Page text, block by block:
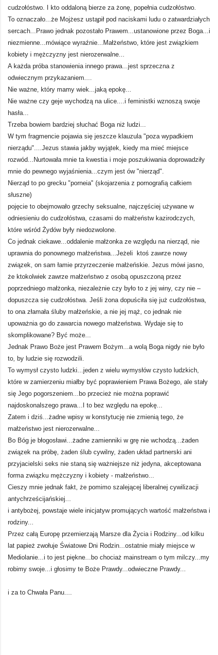
cudzołóstwo. I kto oddaloną bierze za żonę, popełnia cudzołóstwo.
To oznaczało...że Mojżesz ustąpił pod naciskami ludu o zatwardziałych
sercach...Prawo jednak pozostało Prawem...ustanowione przez Boga...i
niezmienne...mówiące wyraźnie...Małżeństwo, które jest związkiem
kobiety i mężczyzny jest nierozerwalne...
A każda próba stanowienia innego prawa...jest sprzeczna z
odwiecznym przykazaniem....
Nie ważne, który mamy wiek...jaką epokę...
Nie ważne czy geje wychodzą na ulice....i feministki wznoszą swoje
hasła...
Trzeba bowiem bardziej słuchać Boga niż ludzi...
W tym fragmencie pojawia się jeszcze klauzula "poza wypadkiem
nierządu"....Jezus stawia jakby wyjątek, kiedy ma mieć miejsce
rozwód...Nurtowała mnie ta kwestia i moje poszukiwania doprowadziły
mnie do pewnego wyjaśnienia...czym jest ów "nierząd".
Nierząd to po grecku "porneia" (skojarzenia z pornografią całkiem
słuszne)
pojęcie to obejmowało grzechy seksualne, najczęściej używane w
odniesieniu do cudzołóstwa, czasami do małżeństw kazirodczych,
które wśród Żydów były niedozwolone.
Co jednak ciekawe...oddalenie małżonka ze względu na nierząd, nie
uprawnia do ponownego małżeństwa...Jeżeli ktoś zawrze nowy
związek, on sam łamie przyrzeczenie małżeńskie. Jezus mówi jasno,
że ktokolwiek zawrze małżeństwo z osobą opuszczoną przez
poprzedniego małżonka, niezależnie czy było to z jej winy, czy nie –
dopuszcza się cudzołóstwa. Jeśli żona dopuściła się już cudzołóstwa,
to ona złamała śluby małżeńskie, a nie jej mąż, co jednak nie
upoważnia go do zawarcia nowego małżeństwa. Wydaje się to
skomplikowane? Być może...
Jednak Prawo Boże jest Prawem Bożym...a wolą Boga nigdy nie było
to, by ludzie się rozwodzili.
To wymysł czysto ludzki...jeden z wielu wymysłów czysto ludzkich,
które w zamierzeniu miałby być poprawieniem Prawa Bożego, ale stały
się Jego pogorszeniem...bo przecież nie można poprawić
najdoskonalszego prawa...I to bez względu na epokę...
Zatem i dziś...żadne wpisy w konstytucję nie zmienią tego, że
małżeństwo jest nierozerwalne...
Bo Bóg je błogosławi...żadne zamienniki w grę nie wchodzą...żaden
związek na próbę, żaden ślub cywilny, żaden układ partnerski ani
przyjacielski seks nie staną się ważniejsze niż jedyna, akceptowana
forma związku mężczyzny i kobiety - małżeństwo...
Cieszy mnie jednak fakt, że pomimo szalejącej liberalnej cywilizacji
antychrześcijańskiej...
i antybożej, powstaje wiele inicjatyw promujących wartość małżeństwa i
rodziny...
Przez całą Europę przemierzają Marsze dla Życia i Rodziny...od kilku
lat papież zwołuje Światowe Dni Rodzin...ostatnie miały miejsce w
Mediolanie...i to jest piękne...bo chociaż mainstream o tym milczy...my
robimy swoje...i głosimy te Boże Prawdy...odwieczne Prawdy...
i za to Chwała Panu....